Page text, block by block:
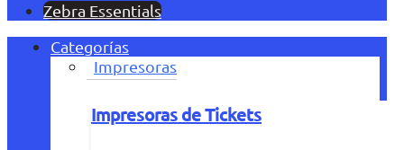
Zebra Essentials
Categorías
Impresoras
Impresoras de Tickets